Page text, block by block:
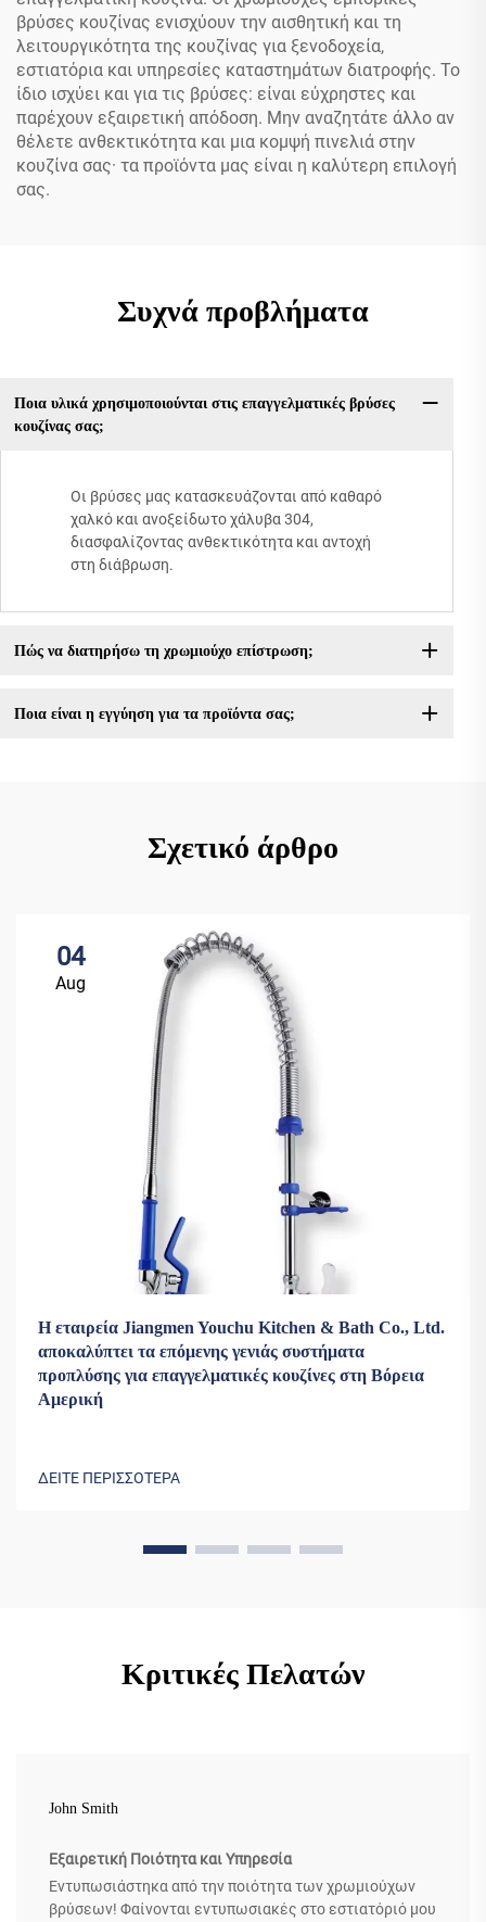
βρύσες κουζίνας ενισχύουν την αισθητική και τη
λειτουργικότητα της κουζίνας για ξενοδοχεία,
εστιατόρια και υπηρεσίες καταστημάτων διατροφής. Το
ίδιο ισχύει και για τις βρύσες: είναι εύχρηστες και
παρέχουν εξαιρετική απόδοση. Μην αναζητάτε άλλο αν
θέλετε ανθεκτικότητα και μια κομψή πινελιά στην
κουζίνα σας· τα προϊόντα μας είναι η καλύτερη επιλογή
σας.
Συχνά προβλήματα
Ποια υλικά χρησιμοποιούνται στις επαγγελματικές βρύσες
κουζίνας σας;
Οι βρύσες μας κατασκευάζονται από καθαρό
χαλκό και ανοξείδωτο χάλυβα 304,
διασφαλίζοντας ανθεκτικότητα και αντοχή
στη διάβρωση.
Πώς να διατηρήσω τη χρωμιούχο επίστρωση;
Ποια είναι η εγγύηση για τα προϊόντα σας;
Σχετικό άρθρο
04
Aug
Η εταιρεία Jiangmen Youchu Kitchen & Bath Co., Ltd.
αποκαλύπτει τα επόμενης γενιάς συστήματα
προπλύσης για επαγγελματικές κουζίνες στη Βόρεια
Αμερική
ΔΕΙΤΕ ΠΕΡΙΣΣΟΤΕΡΑ
Κριτικές Πελατών
John Smith
Εξαιρετική Ποιότητα και Υπηρεσία
Εντυπωσιάστηκα από την ποιότητα των χρωμιούχων
βρύσεων! Φαίνονται εντυπωσιακές στο εστιατόριό μου